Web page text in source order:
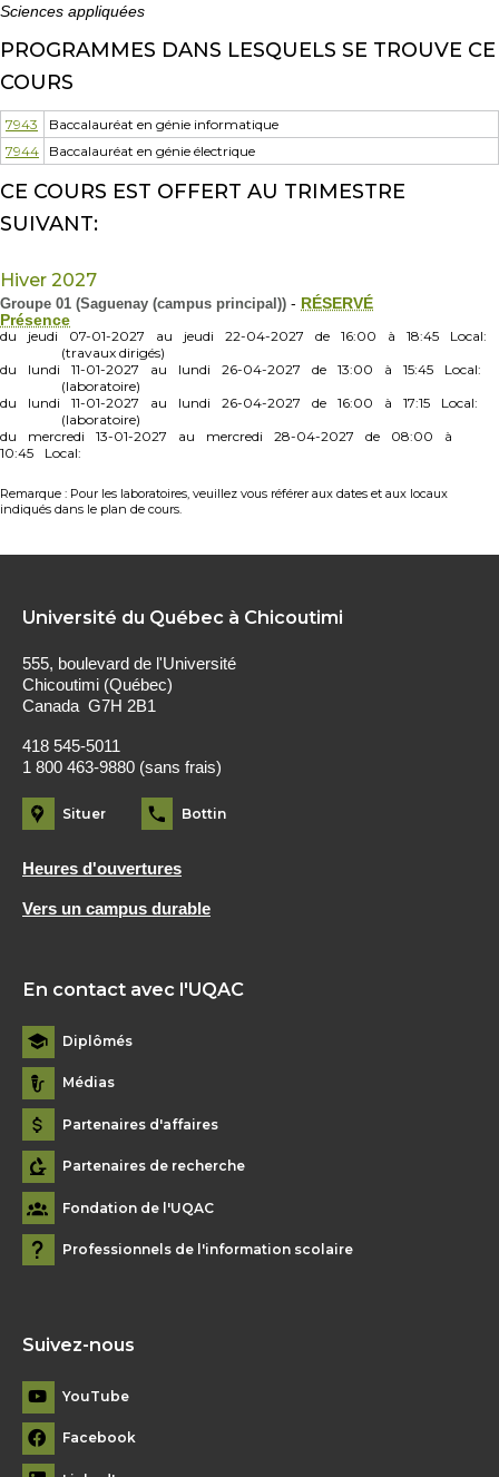
Sciences appliquées
PROGRAMMES DANS LESQUELS SE TROUVE CE
COURS
7943
Baccalauréat en génie informatique
7944
Baccalauréat en génie électrique
CE COURS EST OFFERT AU TRIMESTRE
SUIVANT:
Hiver 2027
Groupe 01 (Saguenay (campus principal)) - RÉSERVÉ
Présence
du
jeudi 07-01-2027 au jeudi 22-04-2027 de 16:00 à 18:45
Local:
(travaux dirigés)
du
lundi 11-01-2027 au lundi 26-04-2027 de 13:00 à 15:45
Local:
(laboratoire)
du
lundi 11-01-2027 au lundi 26-04-2027 de 16:00 à 17:15
Local:
(laboratoire)
du
mercredi 13-01-2027 au mercredi 28-04-2027 de 08:00
à
10:45
Local:
Remarque : Pour les laboratoires, veuillez vous référer aux dates et aux locaux
indiqués dans le plan de cours.
Université du Québec à Chicoutimi
555, boulevard de l'Université
Chicoutimi (Québec)
Canada G7H 2B1
418 545-5011
1 800 463-9880 (sans frais)
Situer Bottin
Heures d'ouvertures
Vers un campus durable
En contact avec l'UQAC
Diplômés
Médias
Partenaires d'affaires
Partenaires de recherche
Fondation de l'UQAC
Professionnels de l'information scolaire
Suivez-nous
YouTube
Facebook